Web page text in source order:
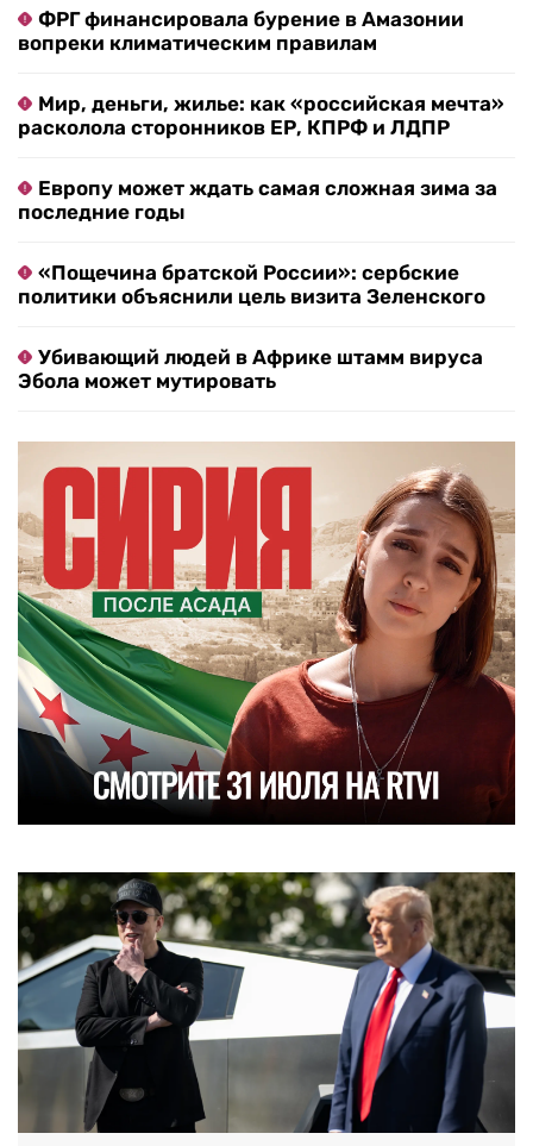
ФРГ финансировала бурение в Амазонии
вопреки климатическим правилам
Мир, деньги, жилье: как «российская мечта»
расколола сторонников ЕР, КПРФ и ЛДПР
Европу может ждать самая сложная зима за
последние годы
«Пощечина братской России»: сербские
политики объяснили цель визита Зеленского
Убивающий людей в Африке штамм вируса
Эбола может мутировать